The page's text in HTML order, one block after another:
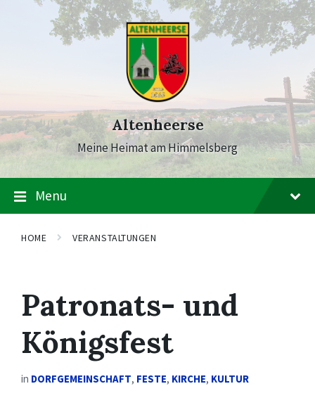
Altenheerse
Meine Heimat am Himmelsberg
Menu
HOME VERANSTALTUNGEN
Patronats- und
Königsfest
in DORFGEMEINSCHAFT, FESTE, KIRCHE, KULTUR